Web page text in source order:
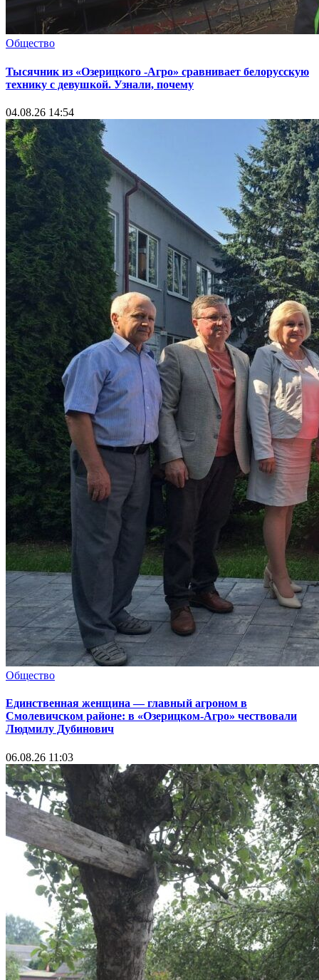
Общество
Тысячник из «Озерицкого -Агро» сравнивает белорусскую
технику с девушкой. Узнали, почему
04.08.26 14:54
Общество
Единственная женщина — главный агроном в
Смолевичском районе: в «Озерицком-Агро» чествовали
Людмилу Дубинович
06.08.26 11:03